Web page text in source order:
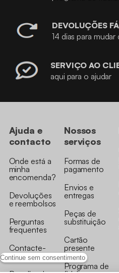
Continue sem consentimento
DEVOLUÇÕES
14 dias para mudar
SERVIÇO AO
aqui para o ajudar
Ajuda e
contacto
Onde está a
minha
encomenda?
Devoluções
e reembolsos
Perguntas
frequentes
Contacte-
nos
Nossos
serviços
Formas de
pagamento
Envios e
entregas
Peças de
substituição
Cartão
presente
Programa de